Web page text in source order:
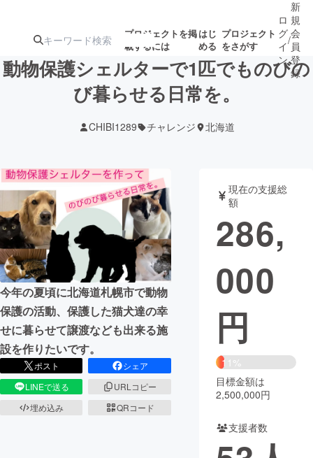
プロジェクトを掲
載するには
はじ
める
プロジェクト
をさがす
ターン
ジェクト
募集終了が近いプ
ロジェクト
アート・写真 音楽
テクノロジー・ガジェット ゲーム・サ
映像・映画
ビジネス・起業
まちづくり・地域活性化
CAMPFIRE for Social Good
CAMPFIRE Creation
CAMPFIREふるさと納税
コミュニティ
ロ
グ
イ
ン
/
新
規
会
員
登
録
動物保護シェルターで1匹でものびの
び暮らせる日常を。
CHIBI1289 チャレンジ 北海道
今年の夏頃に北海道札幌市で動物
保護の活動、保護した猫犬達の幸
せに暮らせて譲渡なども出来る施
設を作りたいです。
ポスト
シェア
LINEで送る
URLコピー
埋め込み
QRコード
現在の支援総
額
286,
000
円
11%
目標金額は
2,500,000円
支援者数